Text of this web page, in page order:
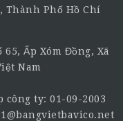
Thành Phố Hồ Chí
65, Ấp Xóm Đồng, Xã
Nam
công ty: 01-09-2003